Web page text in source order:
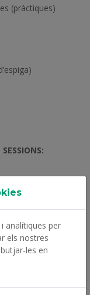
(pràctiques)
als participants
analítiques per
els nostres
les en